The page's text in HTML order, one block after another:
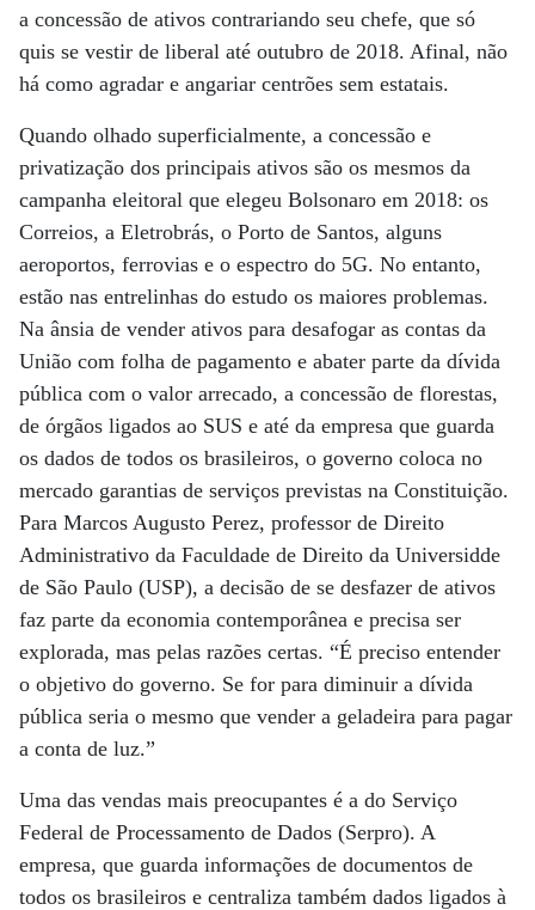
a concessão de ativos contrariando seu chefe, que só
quis se vestir de liberal até outubro de 2018. Afinal, não
há como agradar e angariar centrões sem estatais.
Quando olhado superficialmente, a concessão e
privatização dos principais ativos são os mesmos da
campanha eleitoral que elegeu Bolsonaro em 2018: os
Correios, a Eletrobrás, o Porto de Santos, alguns
aeroportos, ferrovias e o espectro do 5G. No entanto,
estão nas entrelinhas do estudo os maiores problemas.
Na ânsia de vender ativos para desafogar as contas da
União com folha de pagamento e abater parte da dívida
pública com o valor arrecado, a concessão de florestas,
de órgãos ligados ao SUS e até da empresa que guarda
os dados de todos os brasileiros, o governo coloca no
mercado garantias de serviços previstas na Constituição.
Para Marcos Augusto Perez, professor de Direito
Administrativo da Faculdade de Direito da Universidde
de São Paulo (USP), a decisão de se desfazer de ativos
faz parte da economia contemporânea e precisa ser
explorada, mas pelas razões certas. “É preciso entender
o objetivo do governo. Se for para diminuir a dívida
pública seria o mesmo que vender a geladeira para pagar
a conta de luz.”
Uma das vendas mais preocupantes é a do Serviço
Federal de Processamento de Dados (Serpro). A
empresa, que guarda informações de documentos de
todos os brasileiros e centraliza também dados ligados à